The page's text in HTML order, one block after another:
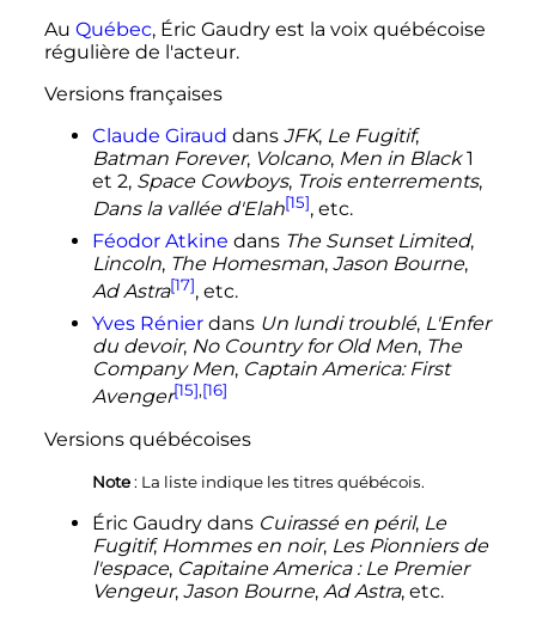
Au Québec, Éric Gaudry est la voix québécoise
régulière de l'acteur.
Versions françaises
Claude Giraud dans JFK, Le Fugitif,
Batman Forever, Volcano, Men in Black1
et 2, Space Cowboys, Trois enterrements,
Dans la vallée d'Elah[15], etc.
Féodor Atkine dans The Sunset Limited,
Lincoln, The Homesman, Jason Bourne,
Ad Astra[17], etc.
Yves Rénierdans Un lundi troublé, L'Enfer
du devoir, No Country for Old Men, The
Company Men, Captain America: First
Avenger[15],[16]
Versions québécoises
Note : La liste indique les titres québécois.
Éric Gaudry dans Cuirassé en péril, Le
Fugitif, Hommes en noir, Les Pionniers de
l'espace, Capitaine America : Le Premier
Vengeur, Jason Bourne, Ad Astra, etc.